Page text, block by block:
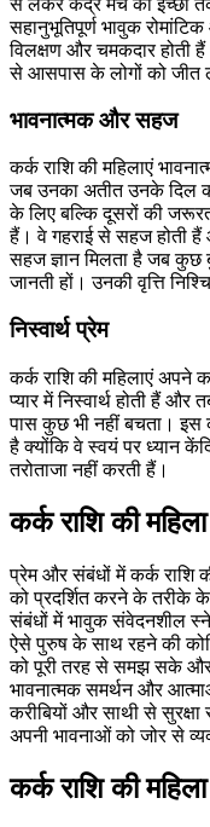
सहानुभूतिपूर्ण भावुक
विलक्षण और चमकदार होती
से आसपास के लोगों को जीत
भावनात्मक और सहज
कर्क राशि की महिलाएं
जब उनका अतीत उनके दिल
के लिए बल्कि दूसरों की
हैं। वे गहराई से सहज होती
सहज ज्ञान मिलता है जब कुछ
जानती हों। उनकी वृत्ति
निस्वार्थ प्रेम
कर्क राशि की महिलाएं अपने
प्यार में निस्वार्थ होती हैं
पास कुछ भी नहीं बचता। इस
है क्योंकि वे स्वयं पर ध्यान
तरोताजा नहीं करती हैं।
कर्क राशि की
प्रेम और संबंधों में कर्क राशि
को प्रदर्शित करने के तरीके
संबंधों में भावुक संवेदनशील
ऐसे पुरुष के साथ रहने की
को पूरी तरह से समझ सके
भावनात्मक समर्थन और
करीबियों और साथी से
अपनी भावनाओं को जोर से
कर्क राशि की